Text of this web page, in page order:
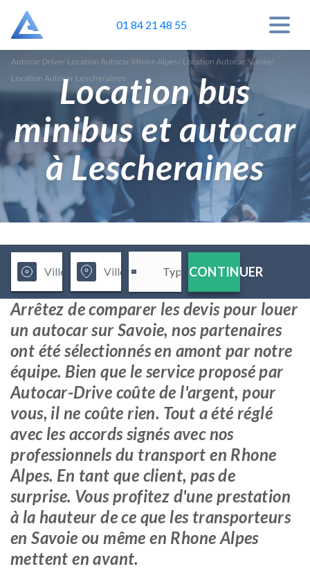
01 84 21 48 55
Autocar Drive/ Location Autocar Rhone Alpes/ Location Autocar Savoie/
Location Autocar Lescheraines
Location bus
minibus et autocar
à Lescheraines
CONTINUER
Arrêtez de comparer les devis pour louer
un autocar sur Savoie, nos partenaires
ont été sélectionnés en amont par notre
équipe. Bien que le service proposé par
Autocar-Drive coûte de l'argent, pour
vous, il ne coûte rien. Tout a été réglé
avec les accords signés avec nos
professionnels du transport en Rhone
Alpes. En tant que client, pas de
surprise. Vous profitez d'une prestation
à la hauteur de ce que les transporteurs
en Savoie ou même en Rhone Alpes
mettent en avant.